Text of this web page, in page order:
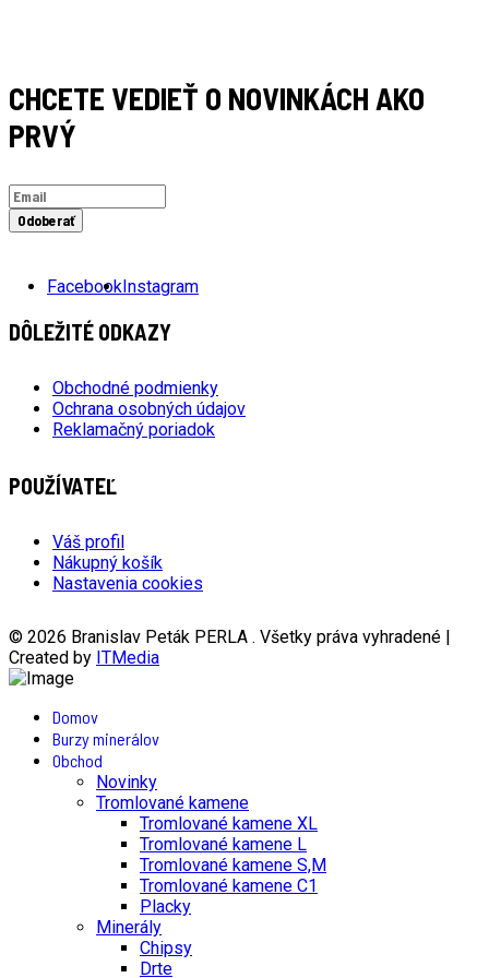
CHCETE VEDIEŤ O NOVINKÁCH AKO
PRVÝ
Odoberať
Facebook Instagram
DÔLEŽITÉ ODKAZY
Obchodné podmienky
Ochrana osobných údajov
Reklamačný poriadok
POUŽÍVATEĽ
Váš profil
Nákupný košík
Nastavenia cookies
© 2026 Branislav Peták PERLA . Všetky práva vyhradené |
Created by ITMedia
Domov
Burzy minerálov
Obchod
Novinky
Tromlované kamene
Tromlované kamene XL
Tromlované kamene L
Tromlované kamene S,M
Tromlované kamene C1
Placky
Minerály
Chipsy
Drte